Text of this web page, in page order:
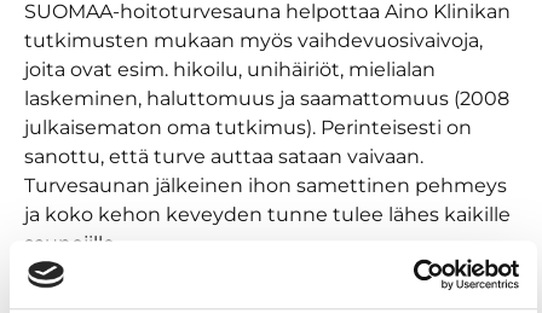
SUOMAA-hoitoturvesauna helpottaa Aino Klinikan
tutkimusten mukaan myös vaihdevuosivaivoja,
joita ovat esim. hikoilu, unihäiriöt, mielialan
laskeminen, haluttomuus ja saamattomuus (2008
julkaisematon oma tutkimus). Perinteisesti on
sanottu, että turve auttaa sataan vaivaan.
Turvesaunan jälkeinen ihon samettinen pehmeys
ja koko kehon keveyden tunne tulee lähes kaikille
saunojille.
SUOMAA-hoitoturvesauna on ohjattu, sosiaalinen